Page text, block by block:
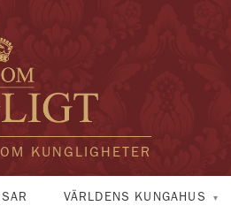
KUNGLIGHETER
VÄRLDENS KUNGAHUS